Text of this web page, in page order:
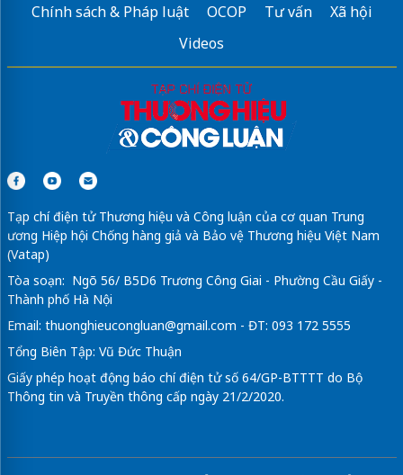
Chính sách & Pháp luật
OCOP Tư vấn
Xã hội
Videos
Tạp chí điện tử Thương hiệu và Công luận của cơ quan Trung
ương Hiệp hội Chống hàng giả và Bảo vệ Thương hiệu Việt Nam
(Vatap)
Tòa soạn: Ngõ 56/ B5D6 Trương Công Giai - Phường Cầu Giấy -
Thành phố Hà Nội
Email: thuonghieucongluan@gmail.com - ĐT: 093 172 5555
Tổng Biên Tập: Vũ Đức Thuận
Giấy phép hoạt động báo chí điện tử số 64/GP-BTTTT do Bộ
Thông tin và Truyền thông cấp ngày 21/2/2020.